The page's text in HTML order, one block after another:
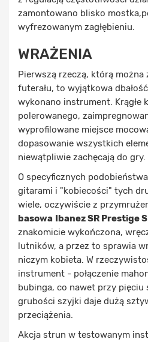
zamontowano blisko
wyfrezowanym zagłębieniu.
WRAŻENIA
Pierwszą rzeczą, którą
futerału, to wyjątkowa
wykonano instrument. Krągłe
polerowanego,
wyprofilowane miejsce
dopasowanie wszystkich
niewątpliwie zachęcają do gry.
O specyficznych
gitarami i "kobiecości" tych
wiele, oczywiście z
basowa Ibanez SR Prestige
znakomicie wykończona,
lutników, a przez to sprawia
niczym kobieta. W
instrument - połączenie
bubinga, co nawet przy
grubości szyjki daje dużą
przeciążenia.
Akcja strun w testowanym